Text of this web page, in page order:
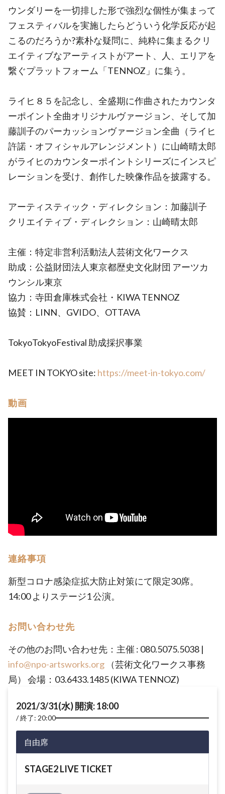
ウンダリーを一切排した形で強烈な個性が集まって
フェスティバルを実施したらどういう化学反応が起
こるのだろうか?素朴な疑問に、純粋に集まるクリ
エイティブなアーティストがアート、人、エリアを
繋ぐプラットフォーム「TENNOZ」に集う。
ライヒ８５を記念し、全盛期に作曲されたカウンタ
ーポイント全曲オリジナルヴァージョン、そして加
藤訓子のパーカッションヴァージョン全曲（ライヒ
許諾・オフィシャルアレンジメント）に山崎晴太郎
がライヒのカウンターポイントシリーズにインスピ
レーションを受け、創作した映像作品を披露する。
アーティスティック・ディレクション：加藤訓子
クリエイティブ・ディレクション：山崎晴太郎
主催：特定非営利活動法人芸術文化ワークス
助成：公益財団法人東京都歴史文化財団 アーツカ
ウンシル東京
協力：寺田倉庫株式会社・KIWA TENNOZ
協賛：LINN、GVIDO、OTTAVA
TokyoTokyoFestival 助成採択事業
MEET IN TOKYO site: https://meet-in-tokyo.com/
動画
連絡事項
新型コロナ感染症拡大防止対策にて限定30席。
14:00 よりステージ1 公演。
お問い合わせ先
その他のお問い合わせ先：主催 : 080.5075.5038 |
info@npo-artsworks.org （芸術文化ワークス事務
局） 会場：03.6433.1485 (KIWA TENNOZ)
2021/3/31(水) 開演: 18:00
終了: 20:00
自由席
STAGE2 LIVE TICKET